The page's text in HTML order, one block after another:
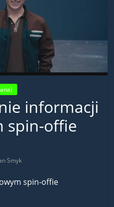
informacji
spin-offie
Smyk
spin-offie